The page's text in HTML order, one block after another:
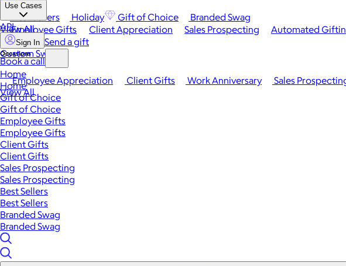
Best Sellers Holiday Gift of Choice
Branded Swag
View All
Occasions
Employee Appreciation Client Gifts Work Anniversary
Sales
View All
Use Cases
Employee Gifts Client Appreciation Sales Prospecting Automated
Custom Swag
API
Sign In Send a gift
Book a call
Home
Home
Gift of Choice
Gift of Choice
Employee Gifts
Employee Gifts
Client Gifts
Client Gifts
Sales Prospecting
Sales Prospecting
Best Sellers
Best Sellers
Branded Swag
Branded Swag